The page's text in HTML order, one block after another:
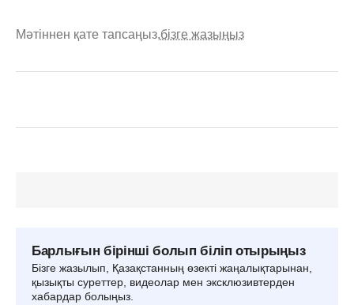
Мәтіннен қате тапсаңыз,бізге жазыңыз
Барлығын бірінші болып біліп отырыңыз
Бізге жазылып, Қазақстанның өзекті жаңалықтарынан,
қызықты суреттер, видеолар мен эксклюзивтерден
хабардар болыңыз.